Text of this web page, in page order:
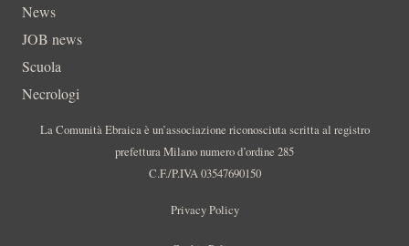
News
JOB news
Scuola
Necrologi
La Comunità Ebraica è un’associazione riconosciuta scritta al registro
prefettura Milano numero d’ordine 285
C.F./P.IVA 03547690150
Privacy Policy